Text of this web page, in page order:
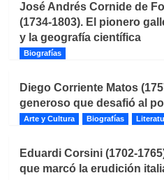
José Andrés Cornide de
(1734-1803). El pionero
y la geografía científica
Biografías
Diego Corriente Matos
generoso que desafió al
Arte y Cultura Biografías
Eduardi Corsini (1702-
que marcó la erudición